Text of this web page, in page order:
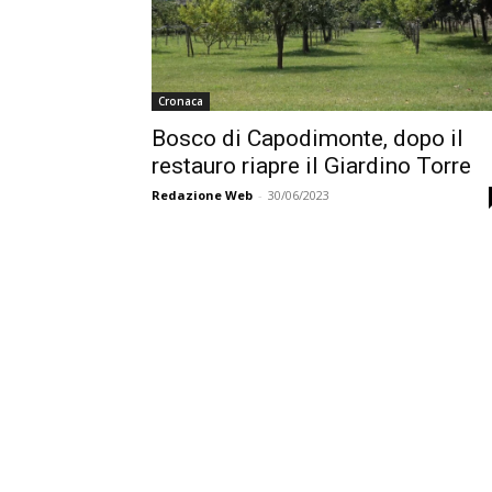
Cronaca
Bosco di Capodimonte, dopo il
restauro riapre il Giardino Torre
Redazione Web - 30/06/2023